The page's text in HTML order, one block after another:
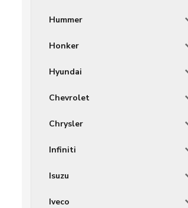
Hummer
Honker
Hyundai
Chevrolet
Chrysler
Infiniti
Isuzu
Iveco